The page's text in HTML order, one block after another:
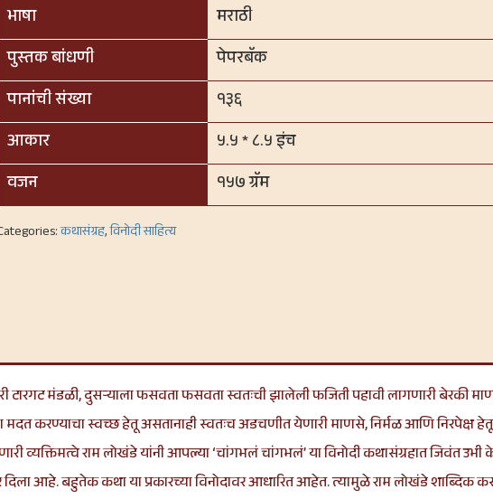
भाषा
मराठी
पुस्तक बांधणी
पेपरबॅक
पानांची संख्या
१३६
आकार
५.५ * ८.५ इंच
वजन
१५७ ग्रॅम
कथासंग्रह,विनोदी साहित्य
मंडळी, दुसऱ्याला फसवता फसवता स्वतःची झालेली फजिती पहावी लागणारी बेरकी
करण्याचा स्वच्छ हेतू असतानाही स्वतःच अडचणीत येणारी माणसे, निर्मळ आणि निरपेक्ष
व्यक्तिमत्वे राम लोखंडे यांनी आपल्या ‘चांगभलं चांगभलं’ या विनोदी कथासंग्रहात जिवंत
दिला आहे. बहुतेक कथा या प्रकारच्या विनोदावर आधारित आहेत. त्यामुळे राम लोखंडे शाब्दिक